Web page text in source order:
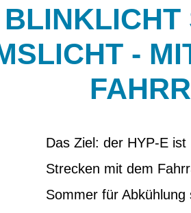
-
Das Ziel: der HYP-E
Strecken mit dem
Sommer für